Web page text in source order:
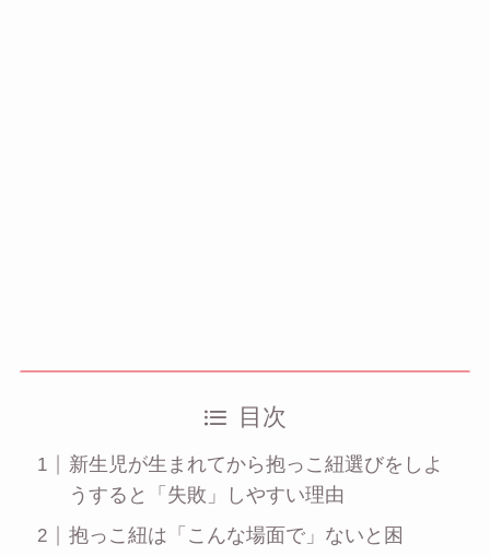
目次
新生児が生まれてから抱っこ紐選びをしよ
うすると「失敗」しやすい理由
抱っこ紐は「こんな場面で」ないと困